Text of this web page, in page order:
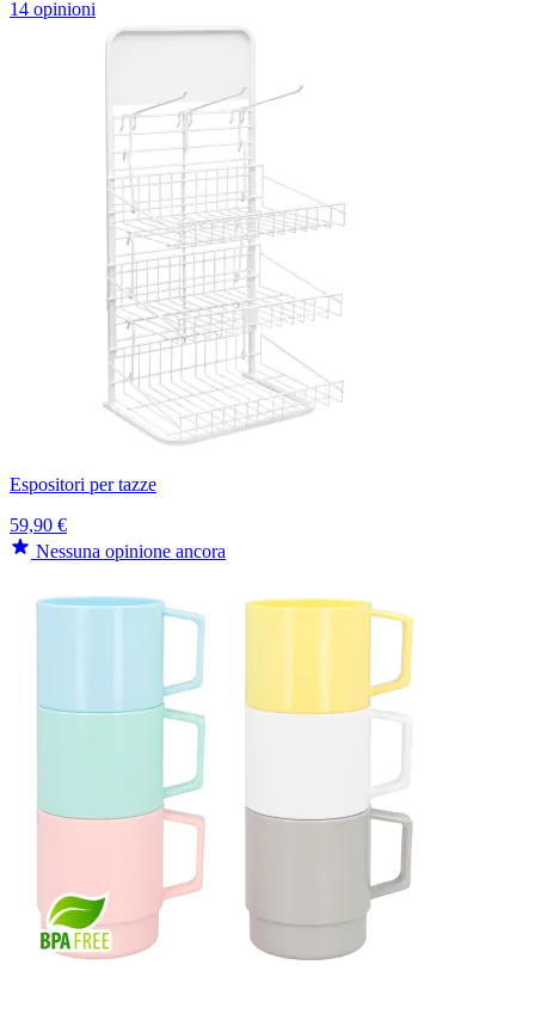
14 opinioni
Espositori per tazze
59,90 €
Nessuna opinione ancora